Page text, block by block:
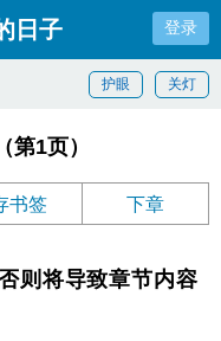
日子 登录
关灯
护眼
1页）
书签 下章
则将导致章节内容